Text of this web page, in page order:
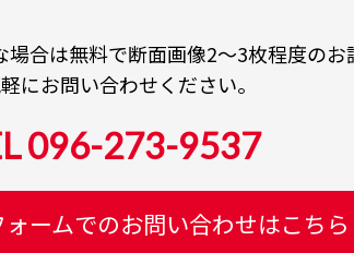
合は無料で断面画像2〜3枚程度のお
にお問い合わせください。
096-273-9537
ームでのお問い合わせはこちら